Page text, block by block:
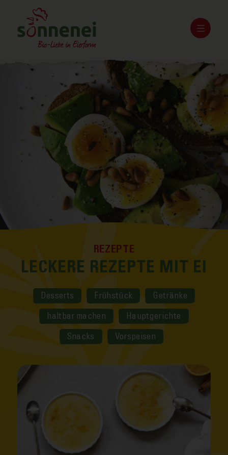
REZEPTE
LECKERE REZEPTE MIT EI
Desserts Frühstück Getränke
haltbar machen Hauptgerichte
Snacks Vorspeisen